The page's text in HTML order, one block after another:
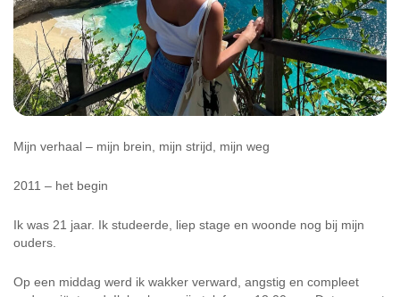
Mijn verhaal – mijn brein, mijn strijd, mijn weg
2011 – het begin
Ik was 21 jaar. Ik studeerde, liep stage en woonde nog bij mijn
ouders.
Op een middag werd ik wakker verward, angstig en compleet